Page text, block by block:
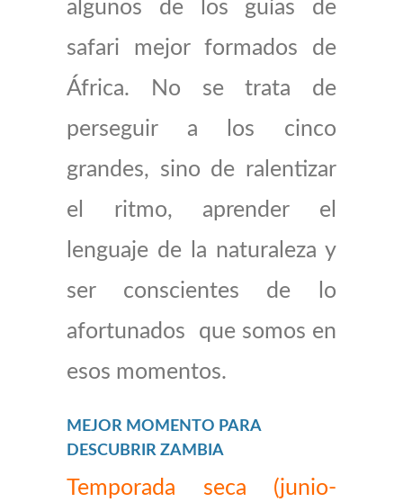
algunos de los guías de
safari mejor formados de
África. No se trata de
perseguir a los cinco
grandes, sino de ralentizar
el ritmo, aprender el
lenguaje de la naturaleza y
ser conscientes de lo
afortunados que somos en
esos momentos.
MEJOR MOMENTO PARA
DESCUBRIR ZAMBIA
Temporada seca (junio-